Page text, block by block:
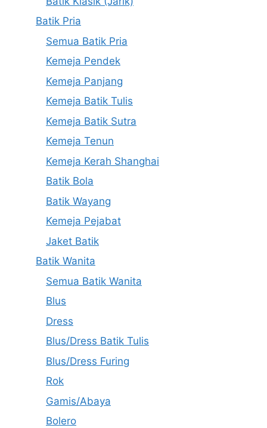
Batik Pria
Semua Batik Pria
Kemeja Pendek
Kemeja Panjang
Kemeja Batik Tulis
Kemeja Batik Sutra
Kemeja Tenun
Kemeja Kerah Shanghai
Batik Bola
Batik Wayang
Kemeja Pejabat
Jaket Batik
Batik Wanita
Semua Batik Wanita
Blus
Dress
Blus/Dress Batik Tulis
Blus/Dress Furing
Rok
Gamis/Abaya
Bolero